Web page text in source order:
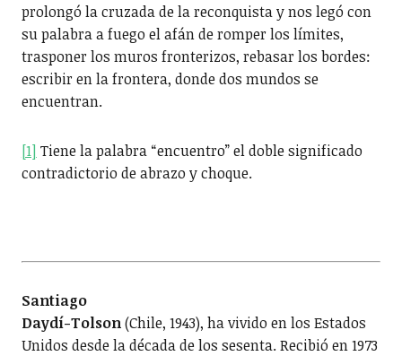
prolongó la cruzada de la reconquista y nos legó con
su palabra a fuego el afán de romper los límites,
trasponer los muros fronterizos, rebasar los bordes:
escribir en la frontera, donde dos mundos se
encuentran.
[1] Tiene la palabra “encuentro” el doble significado
contradictorio de abrazo y choque.
Santiago
Daydí-Tolson(Chile, 1943), ha vivido en los Estados
Unidos desde la década de los sesenta. Recibió en 1973